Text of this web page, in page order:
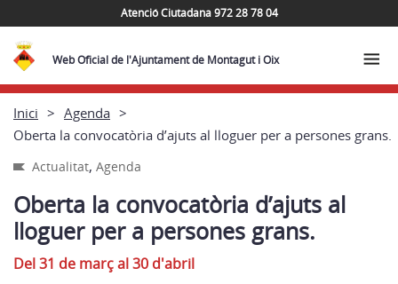
Atenció Ciutadana 972 28 78 04
Web Oficial de l'Ajuntament de Montagut i Oix
Inici
Agenda
Oberta la convocatòria d’ajuts al lloguer per a persones grans.
Actualitat, Agenda
Oberta la convocatòria d’ajuts al
lloguer per a persones grans.
Del 31 de març al 30 d'abril